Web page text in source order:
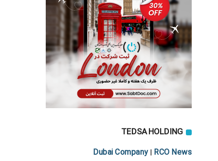
TEDSA HOLDING
Dubai Company| RCO News